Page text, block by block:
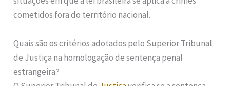
cometidos fora do território nacional.
Quais são os critérios adotados pelo Superior Tribunal
de Justiça na homologação de sentença penal
estrangeira?